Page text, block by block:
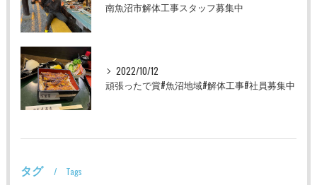
南魚沼市解体工事スタッフ募集中
2022/10/12
頑張ったで賞#魚沼地域#解体工事#社員募集中
タグ Tags